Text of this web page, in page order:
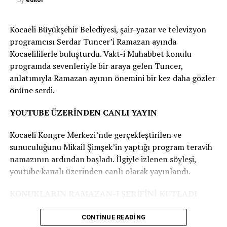
ağaçların canlıların yaşamındaki önemini kavrar.
HAYAL TIRI PROGRAMI
15 Mart 13.00 İzmit Akmeşe İlkokulu Okul Müdürü, 21
Mart 13.00 İzmit Solaklar İlkokulu, 22 Mart 13.00 İzmit
Fahrettin Paşa Ortaokulu Alt Caddesi, 28 Mart 13.00
İlkokulu, 2 Nisan 13.00 Kandıra Akçaova İlkokulu, 3
Nisan 13.00 Kandıra Anadolu Kalkınma Vakfı Bağırganlı
İlkokulu, 4 Nisan 13.00 Kandıra Kefken Şehit Oğuz Kır
İlkokulu, 5 Nisan 13.00 Kandıra Kocakaymaz Yunus
Kaynak: (BYZHA) Beyaz Haber Ajansı
Kocaeli Büyükşehir Belediyesi, şair-yazar ve televizyon
programcısı Serdar Tuncer’i Ramazan ayında
Kocaelililerle buluşturdu. Vakt-i Muhabbet konulu
programda sevenleriyle bir araya gelen Tuncer,
anlatımıyla Ramazan ayının önemini bir kez daha gözler
önüne serdi.
YOUTUBE ÜZERİNDEN CANLI YAYIN
Kocaeli Kongre Merkezi’nde gerçekleştirilen ve
sunuculuğunu Mikail Şimşek’in yaptığı program teravih
namazının ardından başladı. İlgiyle izlenen söyleşi,
youtube kanalı üzerinden canlı olarak yayınlandı.
Serdar Tuncer programa konukların Ramazan-ı
CONTINUE READING